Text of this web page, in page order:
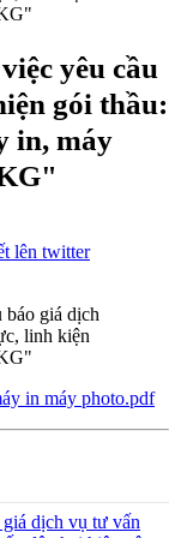
yêu cầu
gói thầu:
in, máy
báo giá dịch
linh kiện
in máy photo.pdf
dịch vụ tư vấn